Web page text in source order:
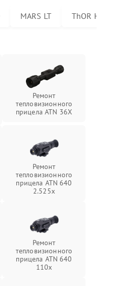
MARS LT ThOR HD
Ремонт
тепловизионного
прицела ATN 36X
Ремонт
тепловизионного
прицела ATN 640
2.525x
Ремонт
тепловизионного
прицела ATN 640
110x